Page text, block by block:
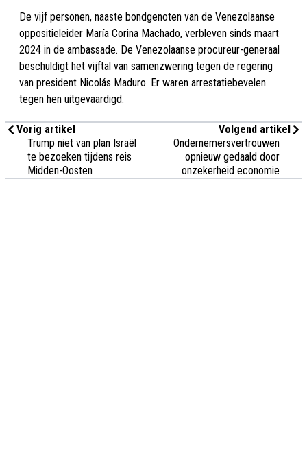
De vijf personen, naaste bondgenoten van de Venezolaanse
oppositieleider María Corina Machado, verbleven sinds maart
2024 in de ambassade. De Venezolaanse procureur-generaal
beschuldigt het vijftal van samenzwering tegen de regering
van president Nicolás Maduro. Er waren arrestatiebevelen
tegen hen uitgevaardigd.
Vorig artikel
Trump niet van plan Israël
te bezoeken tijdens reis
Midden-Oosten
Volgend artikel
Ondernemersvertrouwen
opnieuw gedaald door
onzekerheid economie